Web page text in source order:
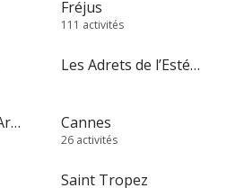
Fréjus
111 activités
Les Adrets de l’Estérel
Roquebrune sur Argens Cannes
26 activités
Saint Tropez